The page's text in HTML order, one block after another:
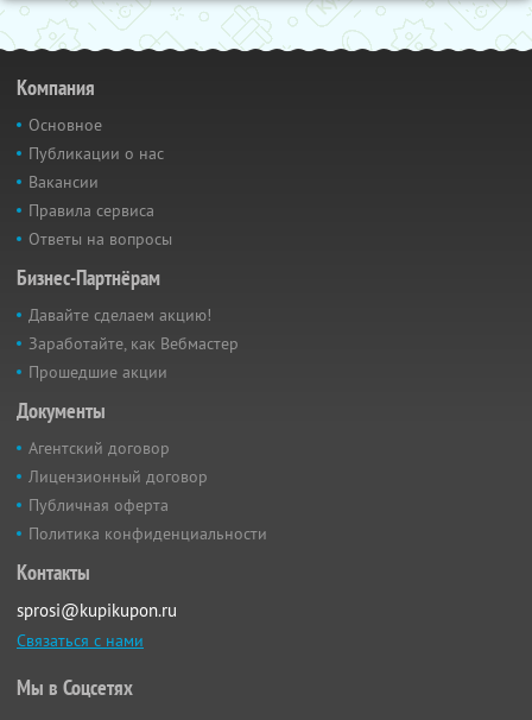
Компания
Основное
Публикации о нас
Вакансии
Правила сервиса
Ответы на вопросы
Бизнес-Партнёрам
Давайте сделаем акцию!
Заработайте, как Вебмастер
Прошедшие акции
Документы
Агентский договор
Лицензионный договор
Публичная оферта
Политика конфиденциальности
Контакты
sprosi@kupikupon.ru
Связаться с нами
Мы в Соцсетях